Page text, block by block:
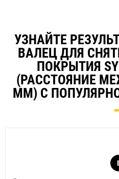
УЗНАЙТЕ
ВАЛЕЦ ДЛЯ
ПОКРЫТИЯ
(РАССТОЯНИЕ
ММ) С